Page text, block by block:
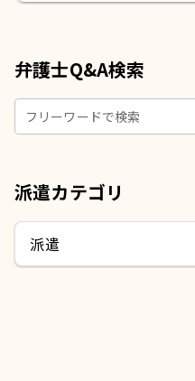
弁護士Q&A検索
フリーワードで検索
派遣カテゴリ
派遣